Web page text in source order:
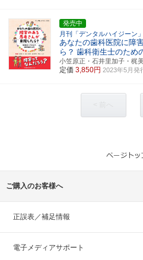
発売中
月刊「デンタルハイジーン
あなたの歯科医院に障
ら？ 歯科衛生士のため
小笠原正・石井里加子・梶
定価 3,850円 2023年5月発
ご購入のお客様へ
正誤表／補足情報
電子メディアサポート